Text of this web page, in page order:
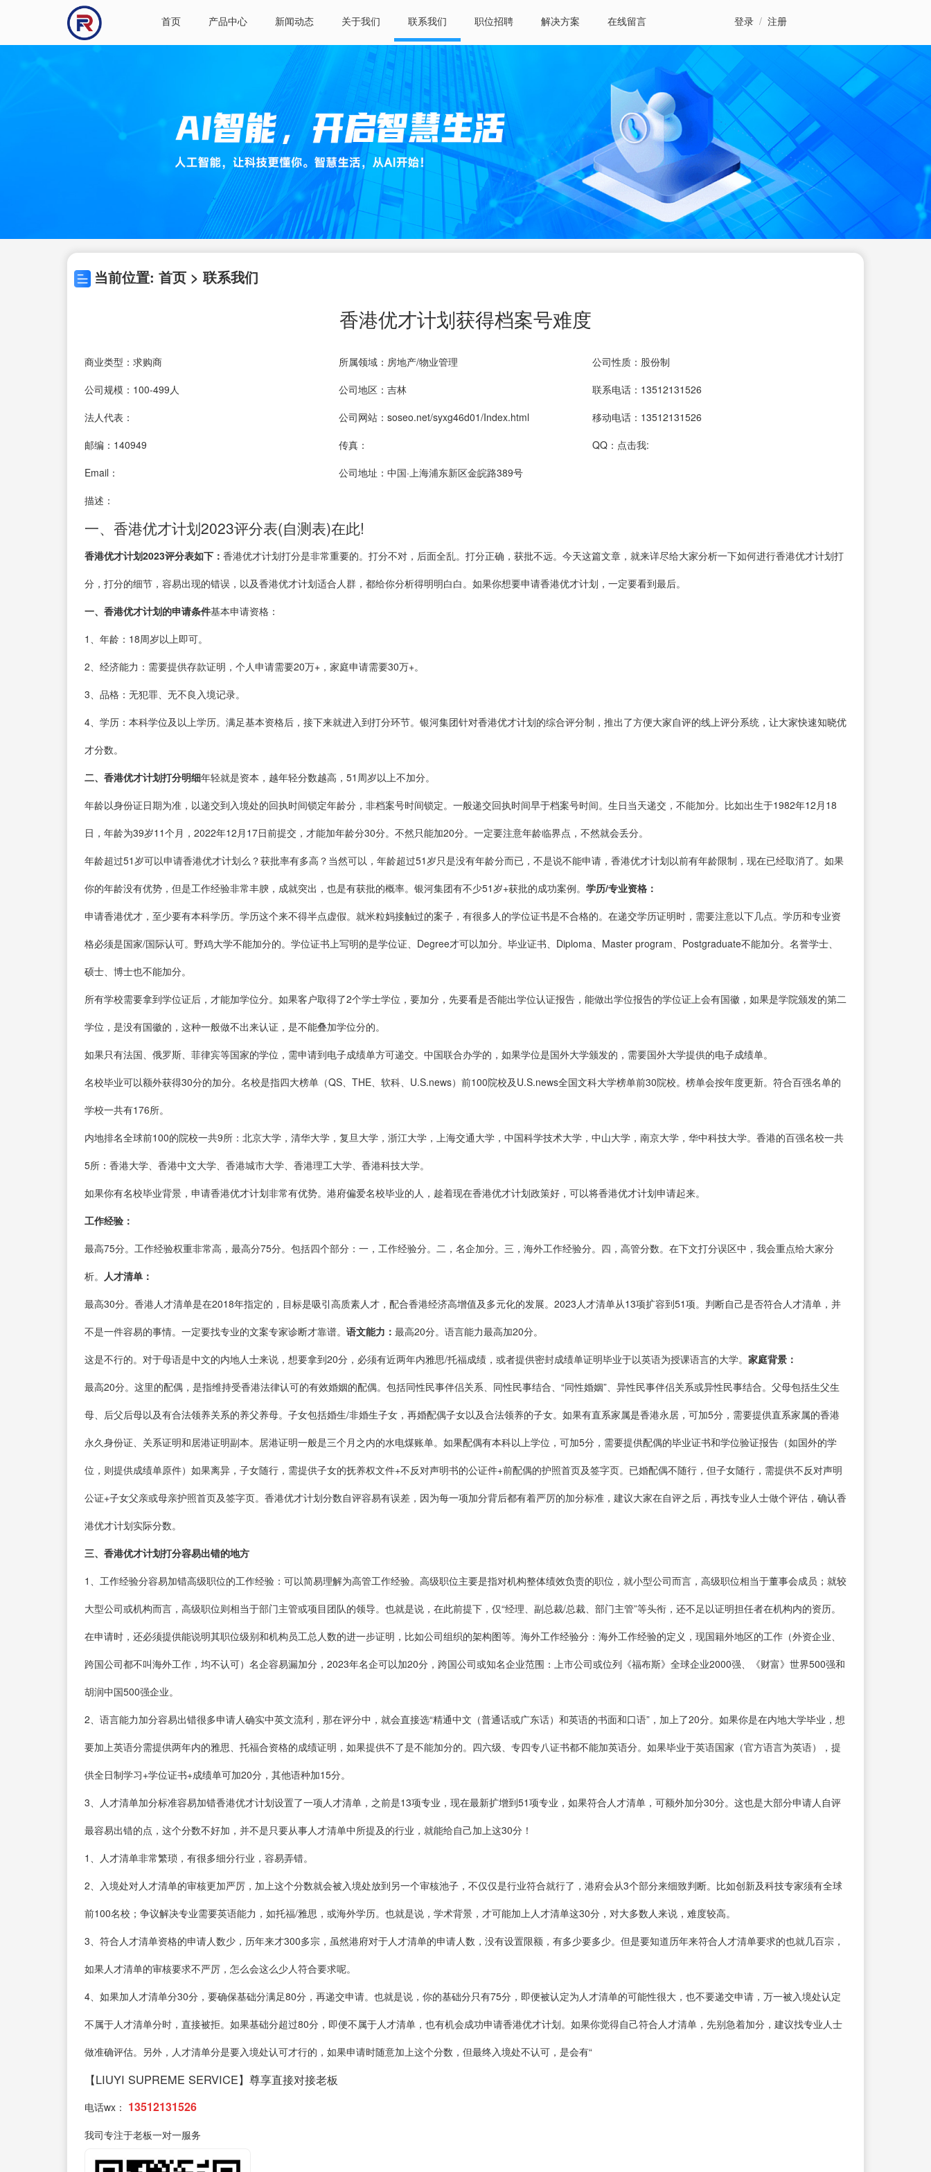
首页 产品中心 新闻动态 关于我们 联系我们 职位招聘 解决方案 在线留言 登录 / 注册
当前位置: 首页 > 联系我们
香港优才计划获得档案号难度
商业类型：求购商 所属领域：房地产/物业管理
公司性质：股份制
公司规模：100-499人
公司地区：吉林
联系电话：13512131526
法人代表：
公司网站：soseo.net/syxg46d01/Index.html
移动电话：13512131526
邮编：140949
传真： QQ： 点击我:
Email：
公司地址：中国·上海浦东新区金皖路389号
描述：
一、香港优才计划2023评分表(自测表)在此!
香港优才计划2023评分表如下： 香港优才计划打分是非常重要的。打分不对，后面全乱。打分正确，获批不远。今天这篇文章，就来详尽给大家分析一下如何进行香港优才计划打
分，打分的细节，容易出现的错误，以及香港优才计划适合人群，都给你分析得明明白白。如果你想要申请香港优才计划，一定要看到最后。
一、香港优才计划的申请条件基本申请资格：
1、年龄：18周岁以上即可。
2、经济能力：需要提供存款证明，个人申请需要20万+，家庭申请需要30万+。
3、品格：无犯罪、无不良入境记录。
4、学历：本科学位及以上学历。满足基本资格后，接下来就进入到打分环节。银河集团针对香港优才计划的综合评分制，推出了方便大家自评的线上评分系统，让大家快速知晓优
才分数。
二、香港优才计划打分明细年轻就是资本，越年轻分数越高，51周岁以上不加分。
年龄以身份证日期为准，以递交到入境处的回执时间锁定年龄分，非档案号时间锁定。一般递交回执时间早于档案号时间。生日当天递交，不能加分。比如出生于1982年12月18
日，年龄为39岁11个月，2022年12月17日前提交，才能加年龄分30分。不然只能加20分。一定要注意年龄临界点，不然就会丢分。
年龄超过51岁可以申请香港优才计划么？获批率有多高？当然可以，年龄超过51岁只是没有年龄分而已，不是说不能申请，香港优才计划以前有年龄限制，现在已经取消了。如果
你的年龄没有优势，但是工作经验非常丰腴，成就突出，也是有获批的概率。银河集团有不少51岁+获批的成功案例。 学历/专业资格：
申请香港优才，至少要有本科学历。学历这个来不得半点虚假。就米粒妈接触过的案子，有很多人的学位证书是不合格的。在递交学历证明时，需要注意以下几点。学历和专业资
格必须是国家/国际认可。野鸡大学不能加分的。学位证书上写明的是学位证、Degree才可以加分。毕业证书、Diploma、Master program、Postgraduate不能加分。名誉学士、
硕士、博士也不能加分。
所有学校需要拿到学位证后，才能加学位分。如果客户取得了2个学士学位，要加分，先要看是否能出学位认证报告，能做出学位报告的学位证上会有国徽，如果是学院颁发的第二
学位，是没有国徽的，这种一般做不出来认证，是不能叠加学位分的。
如果只有法国、俄罗斯、菲律宾等国家的学位，需申请到电子成绩单方可递交。中国联合办学的，如果学位是国外大学颁发的，需要国外大学提供的电子成绩单。
名校毕业可以额外获得30分的加分。名校是指四大榜单（QS、THE、软科、U.S.news）前100院校及U.S.news全国文科大学榜单前30院校。榜单会按年度更新。符合百强名单的
学校一共有176所。
内地排名全球前100的院校一共9所：北京大学，清华大学，复旦大学，浙江大学，上海交通大学，中国科学技术大学，中山大学，南京大学，华中科技大学。香港的百强名校一共
5所：香港大学、香港中文大学、香港城市大学、香港理工大学、香港科技大学。
如果你有名校毕业背景，申请香港优才计划非常有优势。港府偏爱名校毕业的人，趁着现在香港优才计划政策好，可以将香港优才计划申请起来。
工作经验：
最高75分。工作经验权重非常高，最高分75分。包括四个部分：一，工作经验分。二，名企加分。三，海外工作经验分。四，高管分数。在下文打分误区中，我会重点给大家分
析。 人才清单：
最高30分。香港人才清单是在2018年指定的，目标是吸引高质素人才，配合香港经济高增值及多元化的发展。2023人才清单从13项扩容到51项。判断自己是否符合人才清单，并
不是一件容易的事情。一定要找专业的文案专家诊断才靠谱。 语文能力： 最高20分。语言能力最高加20分。
这是不行的。对于母语是中文的内地人士来说，想要拿到20分，必须有近两年内雅思/托福成绩，或者提供密封成绩单证明毕业于以英语为授课语言的大学。 家庭背景：
最高20分。这里的配偶，是指维持受香港法律认可的有效婚姻的配偶。包括同性民事伴侣关系、同性民事结合、“同性婚姻”、异性民事伴侣关系或异性民事结合。父母包括生父生
母、后父后母以及有合法领养关系的养父养母。子女包括婚生/非婚生子女，再婚配偶子女以及合法领养的子女。如果有直系家属是香港永居，可加5分，需要提供直系家属的香港
永久身份证、关系证明和居港证明副本。居港证明一般是三个月之内的水电煤账单。如果配偶有本科以上学位，可加5分，需要提供配偶的毕业证书和学位验证报告（如国外的学
位，则提供成绩单原件）如果离异，子女随行，需提供子女的抚养权文件+不反对声明书的公证件+前配偶的护照首页及签字页。已婚配偶不随行，但子女随行，需提供不反对声明
公证+子女父亲或母亲护照首页及签字页。香港优才计划分数自评容易有误差，因为每一项加分背后都有着严厉的加分标准，建议大家在自评之后，再找专业人士做个评估，确认香
港优才计划实际分数。
三、香港优才计划打分容易出错的地方
1、工作经验分容易加错高级职位的工作经验：可以简易理解为高管工作经验。高级职位主要是指对机构整体绩效负责的职位，就小型公司而言，高级职位相当于董事会成员；就较
大型公司或机构而言，高级职位则相当于部门主管或项目团队的领导。也就是说，在此前提下，仅“经理、副总裁/总裁、部门主管”等头衔，还不足以证明担任者在机构内的资历。
在申请时，还必须提供能说明其职位级别和机构员工总人数的进一步证明，比如公司组织的架构图等。海外工作经验分：海外工作经验的定义，现国籍外地区的工作（外资企业、
跨国公司都不叫海外工作，均不认可）名企容易漏加分，2023年名企可以加20分，跨国公司或知名企业范围：上市公司或位列《福布斯》全球企业2000强、《财富》世界500强和
胡润中国500强企业。
2、语言能力加分容易出错很多申请人确实中英文流利，那在评分中，就会直接选“精通中文（普通话或广东话）和英语的书面和口语”，加上了20分。如果你是在内地大学毕业，想
要加上英语分需提供两年内的雅思、托福合资格的成绩证明，如果提供不了是不能加分的。四六级、专四专八证书都不能加英语分。如果毕业于英语国家（官方语言为英语），提
供全日制学习+学位证书+成绩单可加20分，其他语种加15分。
3、人才清单加分标准容易加错香港优才计划设置了一项人才清单，之前是13项专业，现在最新扩增到51项专业，如果符合人才清单，可额外加分30分。这也是大部分申请人自评
最容易出错的点，这个分数不好加，并不是只要从事人才清单中所提及的行业，就能给自己加上这30分！
1、人才清单非常繁琐，有很多细分行业，容易弄错。
2、入境处对人才清单的审核更加严厉，加上这个分数就会被入境处放到另一个审核池子，不仅仅是行业符合就行了，港府会从3个部分来细致判断。比如创新及科技专家须有全球
前100名校；争议解决专业需要英语能力，如托福/雅思，或海外学历。也就是说，学术背景，才可能加上人才清单这30分，对大多数人来说，难度较高。
3、符合人才清单资格的申请人数少，历年来才300多宗，虽然港府对于人才清单的申请人数，没有设置限额，有多少要多少。但是要知道历年来符合人才清单要求的也就几百宗，
如果人才清单的审核要求不严厉，怎么会这么少人符合要求呢。
4、如果加人才清单分30分，要确保基础分满足80分，再递交申请。也就是说，你的基础分只有75分，即便被认定为人才清单的可能性很大，也不要递交申请，万一被入境处认定
不属于人才清单分时，直接被拒。如果基础分超过80分，即便不属于人才清单，也有机会成功申请香港优才计划。如果你觉得自己符合人才清单，先别急着加分，建议找专业人士
做准确评估。另外，人才清单分是要入境处认可才行的，如果申请时随意加上这个分数，但最终入境处不认可，是会有“
【LIUYI SUPREME SERVICE】尊享直接对接老板
电话wx： 13512131526
我司专注于老板一对一服务